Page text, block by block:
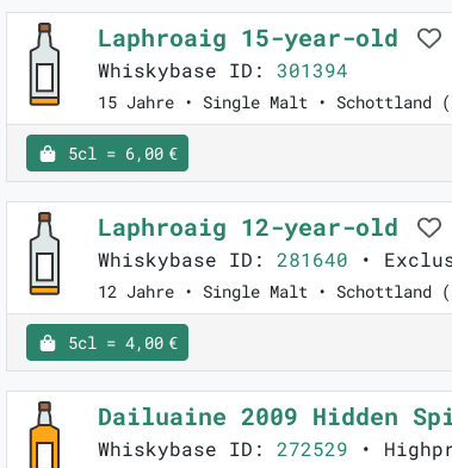
Laphroaig 15-year-old
Whiskybase ID: 301394
15 Jahre • Single Malt • Schottland
5cl = 6,00 €
Laphroaig 12-year-old
Whiskybase ID: 281640 •
12 Jahre • Single Malt • Schottland
5cl = 4,00 €
Dailuaine 2009 Hidden
Whiskybase ID: 272529 •